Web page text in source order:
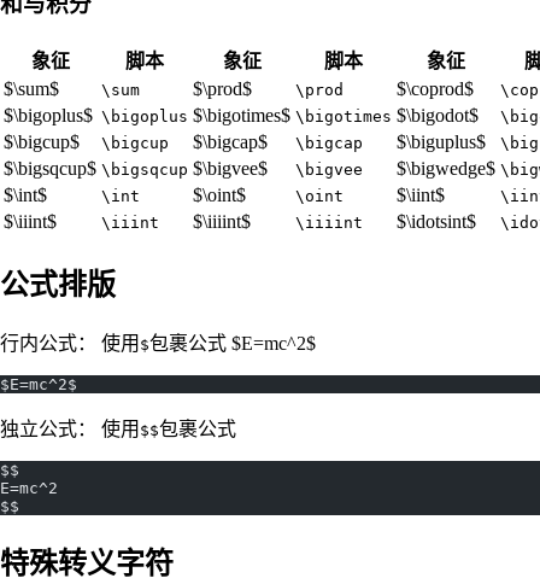
象征 脚本 象征 脚本 象征
$\sum$
\sum $\prod$ \prod $\coprod$
$\bigoplus$ \bigoplus $\bigotimes$ \bigotimes $\bigodot$
$\bigcup$ \bigcup $\bigcap$ \bigcap $\biguplus$
$\bigsqcup$ \bigsqcup $\bigvee$ \bigvee $\bigwedge$
$\int$ \int $\oint$ \oint $\iint$
$\iiint$ \iiint $\iiiint$ \iiiint $\idotsint$
公式排版
行内公式： 使用 $包裹公式 $E=mc^2$
$E=mc^2$
独立公式： 使用 $$包裹公式
$$
E=mc^2
$$
特殊转义字符